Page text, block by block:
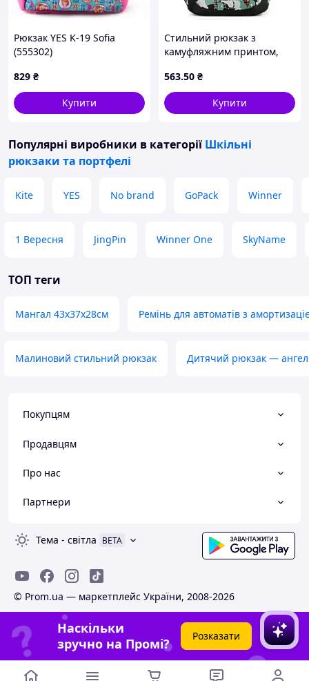
Рюкзак YES K-19 Sofia
(555302)
829 ₴
Купити
Стильний рюкзак з
камуфляжним принтом,
для учнів -рюкзак та
пенал, дорожній
комп'ютерний рюкзак
563.50 ₴
Купити
Популярні виробники в категорії Шкільні
рюкзаки та портфелі
Kite YES No brand GoPack Winner
1 Вересня JingPin Winner One SkyName
ТОП теги
Мангал 43х37х28см Ремінь для автоматів з
Малиновий стильний рюкзак Дитячий рюкзак — ангел
Покупцям
Продавцям
Про нас
Партнери
Тема - світла BETA
© Prom.ua — маркетплейс України, 2008-2026
Наскільки
зручно на Промі?
Розказати